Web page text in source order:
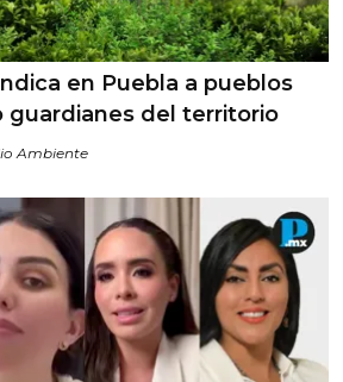
en Puebla a pueblos
guardianes del territorio
Ambiente